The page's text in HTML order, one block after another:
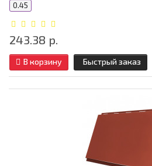
0.45
243.38 р.
В корзину Быстрый заказ